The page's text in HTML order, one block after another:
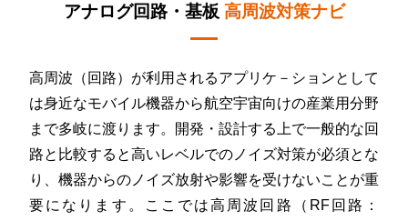
アナログ回路・基板 高周波対策ナビ
高周波（回路）が利用されるアプリケ－ションとして
は身近なモバイル機器から航空宇宙向けの産業用分野
まで多岐に渡ります。開発・設計する上で一般的な回
路と比較すると高いレベルでのノイズ対策が必須とな
り、機器からのノイズ放射や影響を受けないことが重
要になります。ここでは高周波回路（RF回路：